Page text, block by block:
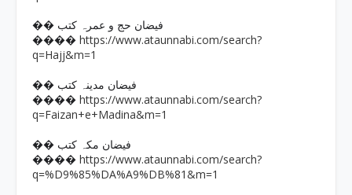
�� فیضان حج و عمرہ کتب
���� https://www.ataunnabi.com/search?
q=Hajj&m=1
�� فیضان مدینہ کتب
���� https://www.ataunnabi.com/search?
q=Faizan+e+Madina&m=1
�� فیضان مکہ کتب
���� https://www.ataunnabi.com/search?
q=%D9%85%DA%A9%DB%81&m=1